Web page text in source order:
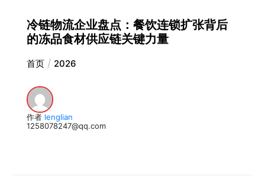
冷链物流企业盘点：餐饮连锁扩张背后
的冻品食材供应链关键力量
首页 2026
作者 lenglian
1258078247@qq.com